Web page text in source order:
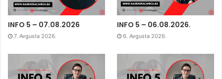
INFO 5 – 07.08.2026
7. Avgusta 2026.
INFO 5 – 06.08.2026.
6. Avgusta 2026.